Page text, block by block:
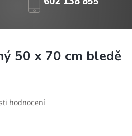
50 x 70 cm bledě
hodnocení